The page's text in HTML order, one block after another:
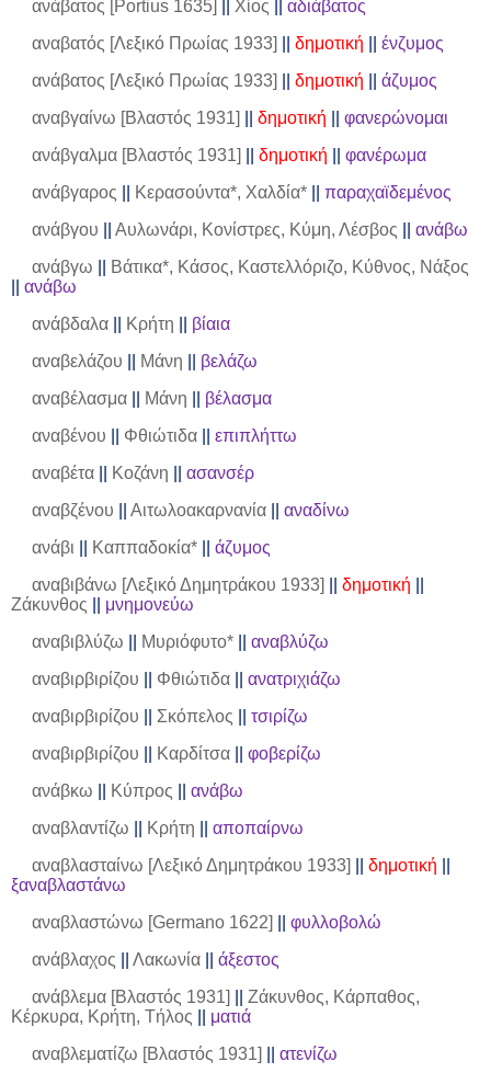
ανάβατος [Portius 1635] Χίος
αδιάβατος
αναβατός [Λεξικό Πρωίας 1933]
δημοτική
ένζυμος
ανάβατος [Λεξικό Πρωίας 1933]
δημοτική
άζυμος
αναβγαίνω [Βλαστός 1931]
δημοτική
φανερώνομαι
ανάβγαλμα [Βλαστός 1931]
δημοτική
φανέρωμα
ανάβγαρος
Κερασούντα*, Χαλδία*|| παραχαϊδεμένος
ανάβγου
Αυλωνάρι, Κονίστρες, Κύμη, Λέσβος
ανάβω
ανάβγω
Βάτικα*, Κάσος, Καστελλόριζο, Κύθνος, Νάξος
ανάβω
ανάβδαλα|| Κρήτη
βίαια
αναβελάζου
Μάνη
βελάζω
αναβέλασμα|| Μάνη
βέλασμα
αναβένου
Φθιώτιδα|| επιπλήττω
αναβέτα|| Κοζάνη
ασανσέρ
αναβζένου
Αιτωλοακαρνανία|| αναδίνω
ανάβι
Καππαδοκία*|| άζυμος
αναβιβάνω [Λεξικό Δημητράκου 1933]
δημοτική
Ζάκυνθος
μνημονεύω
αναβιβλύζω
Μυριόφυτο*|| αναβλύζω
αναβιρβιρίζου
Φθιώτιδα|| ανατριχιάζω
αναβιρβιρίζου
Σκόπελος
τσιρίζω
αναβιρβιρίζου
Καρδίτσα|| φοβερίζω
ανάβκω
Κύπρος
ανάβω
αναβλαντίζω
Κρήτη
αποπαίρνω
αναβλασταίνω [Λεξικό Δημητράκου 1933]
δημοτική
ξαναβλαστάνω
αναβλαστώνω [Germano 1622]
φυλλοβολώ
ανάβλαχος
Λακωνία|| άξεστος
ανάβλεμα [Βλαστός 1931]
Ζάκυνθος, Κάρπαθος,
Κέρκυρα, Κρήτη, Τήλος
ματιά
αναβλεματίζω [Βλαστός 1931]
ατενίζω